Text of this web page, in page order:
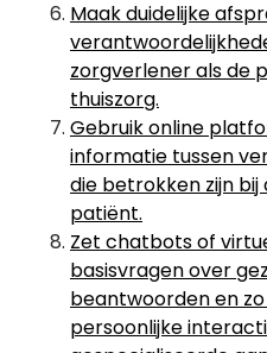
Maak duidelijke
zorgverlener als de
thuiszorg.
Gebruik online
informatie tussen
die betrokken zijn
patiënt.
Zet chatbots of
basisvragen over
beantwoorden en
persoonlijke